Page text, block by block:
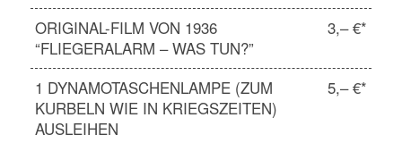
ORIGINAL-FILM VON 1936
“FLIEGERALARM – WAS TUN?”
3,– €*
1 DYNAMOTASCHENLAMPE (ZUM
KURBELN WIE IN KRIEGSZEITEN)
AUSLEIHEN
5,– €*